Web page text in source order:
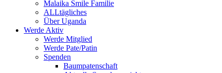
Malaika Smile Familie
ALLtägliches
Über Uganda
Werde Aktiv
Werde Mitglied
Werde Pate/Patin
Spenden
Baumpatenschaft